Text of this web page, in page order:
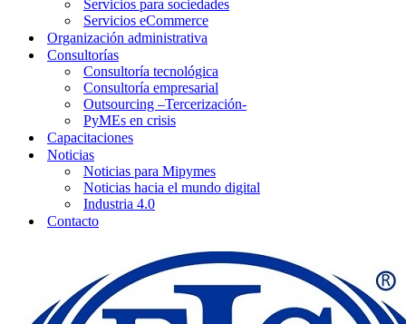
Servicios para sociedades
Servicios eCommerce
Organización administrativa
Consultorías
Consultoría tecnológica
Consultoría empresarial
Outsourcing –Tercerización-
PyMEs en crisis
Capacitaciones
Noticias
Noticias para Mipymes
Noticias hacia el mundo digital
Industria 4.0
Contacto